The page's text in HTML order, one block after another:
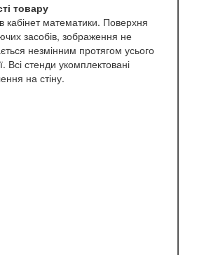
товару
кабінет математики. Поверхня
засобів, зображення не
незмінним протягом усього
Всі стенди укомплектовані
на стіну.